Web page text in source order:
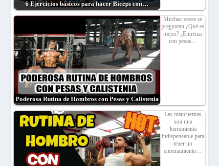
6 Ejercicios básicos para hacer Bíceps con…
Poderosa Rutina de Hombros con Pesas y Calistenia
Muchas veces se
preguntan ¿Qué es
mejor? ¿Entrenar
con pesas…
Las mancuernas
son una
herramienta
indispensable para
tener un
entrenamiento…